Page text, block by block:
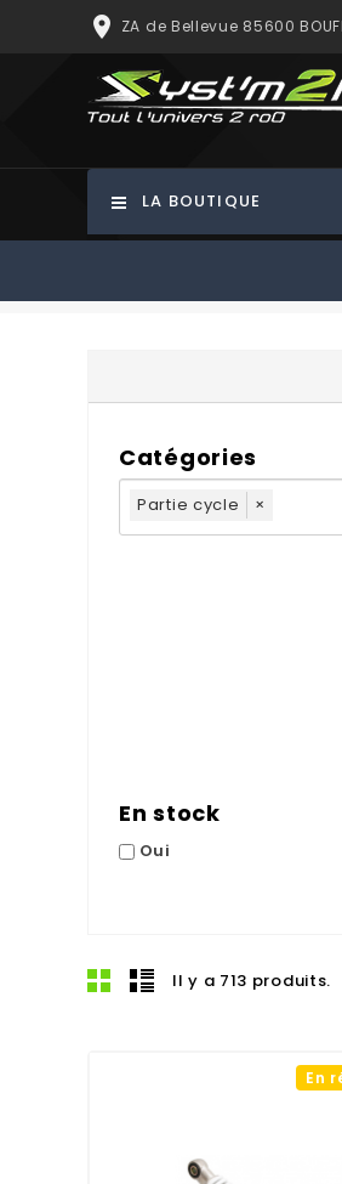
place ZA de Bellevue 85600
LA BOUTIQUE
Catégories
Partie cycle ×
En stock
Oui
Il y a 713 produits.
En